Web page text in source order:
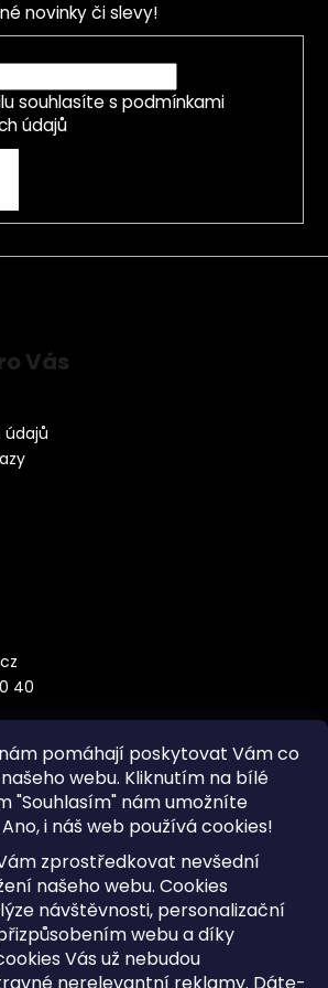
pomáhají poskytovat Vám co
webu. Kliknutím na bílé
"Souhlasím" nám umožníte
Ano, i náš web používá cookies!
zprostředkovat nevšední
našeho webu. Cookies
návštěvnosti, personalizační
webu a díky
Vás už nebudou
novinky či slevy!
souhlasíte s podmínkami
údajů
Vás
40